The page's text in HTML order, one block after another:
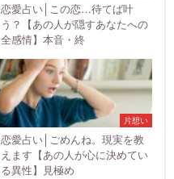
恋愛占い│この恋…待てば叶
う？【あの人が隠すあなたへの
全感情】本音・終
片想い
恋愛占い│ごめんね。現実を教
えます【あの人が心に決めてい
る異性】見極め